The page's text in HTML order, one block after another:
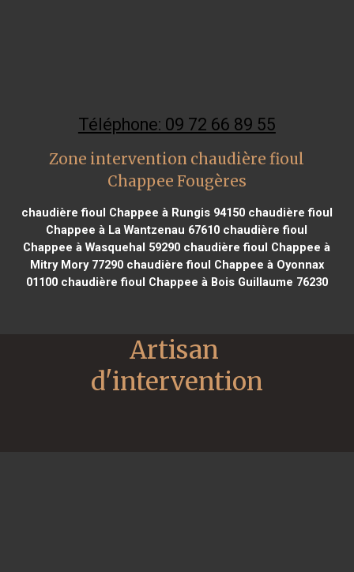
Téléphone: 09 72 66 89 55
Zone intervention chaudière fioul
Chappee Fougères
chaudière fioul Chappee à Rungis 94150chaudière fioul
Chappee à La Wantzenau 67610 chaudière fioul
Chappee à Wasquehal 59290 chaudière fioul Chappee à
Mitry Mory 77290chaudière fioul Chappee à Oyonnax
01100chaudière fioul Chappee à Bois Guillaume 76230
Artisan
d'intervention